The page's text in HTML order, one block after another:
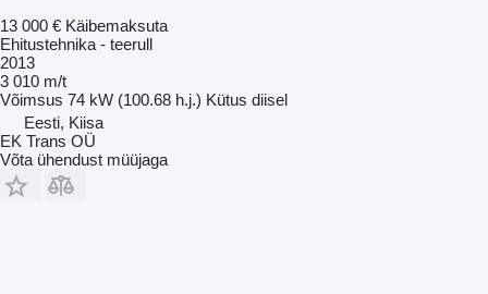
13 000 € Käibemaksuta
Ehitustehnika - teerull
2013
3 010 m/t
Võimsus 74 kW (100.68 h.j.) Kütus diisel
Eesti, Kiisa
EK Trans OÜ
Võta ühendust müüjaga